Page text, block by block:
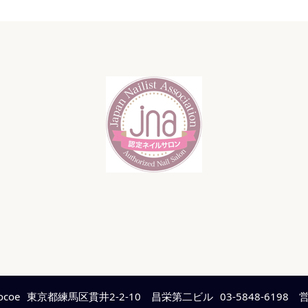
東京都練馬区貫井2-2-10 昌栄第二ビル 03-5848-6198